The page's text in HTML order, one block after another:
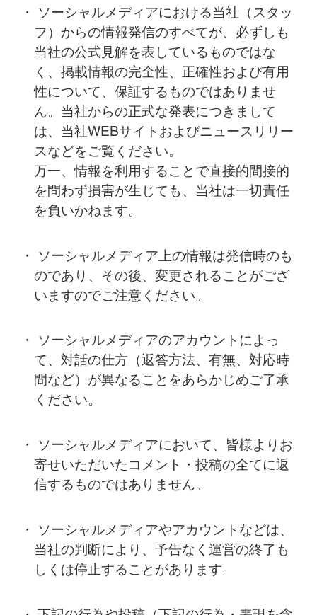
・ ソーシャルメディアにおける当社（スタッ
フ）からの情報発信のすべてが、必ずしも
当社の公式見解を表しているものではな
く、 掲載情報の完全性、正確性および有用
性について、保証するものではありませ
ん。 当社からの正式な発表につきまして
は、当社WEBサイトおよびニュースリリー
スなどをご覧ください。
万一、情報を利用することで直接的間接的
を問わず損害が生じても、当社は一切責任
を負いかねます。
・ ソーシャルメディア上の情報は発信時のも
のであり、その後、変更されることがござ
いますのでご注意ください。
・ ソーシャルメディアのアカウントによっ
て、対話の仕方（返答方法、有無、対応時
間など）が異なることをあらかじめご了承
ください。
・ ソーシャルメディアにおいて、皆様よりお
寄せいただいたコメント・投稿の全てに返
信するものではありません。
・ ソーシャルメディアやアカウントなどは、
当社の判断により、予告なく運営の終了も
しくは停止することがあります。